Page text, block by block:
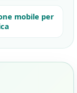
mobile per